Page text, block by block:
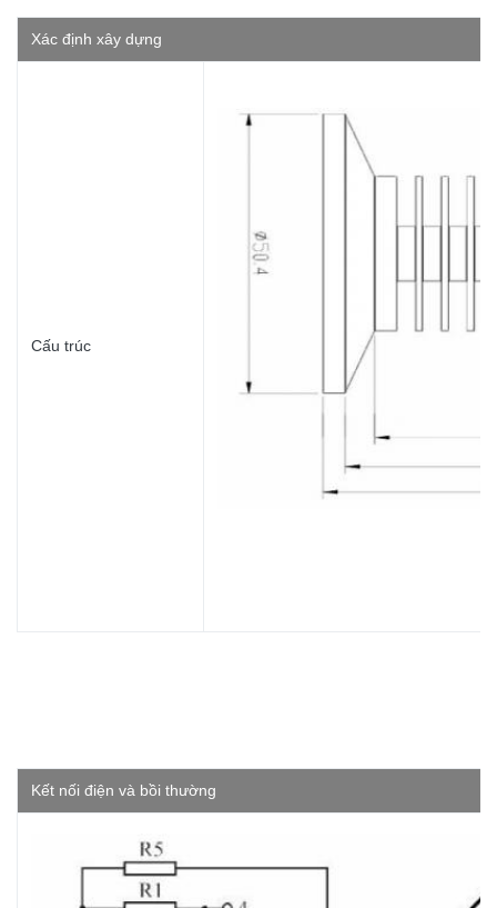
Xác định xây dựng
Cấu trúc
Kết nối điện và bồi thường